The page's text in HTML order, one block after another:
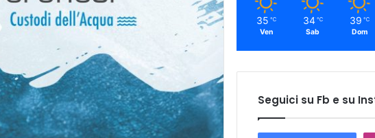
35 ℃
Ven
34 ℃
Sab
39 ℃
Dom
Seguici su Fb e su